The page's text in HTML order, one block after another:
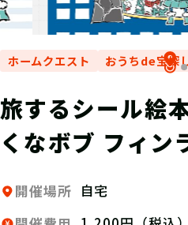
ホームクエスト おうちde宝探
旅するシール絵
くなボブ フィン
開催場所 自宅